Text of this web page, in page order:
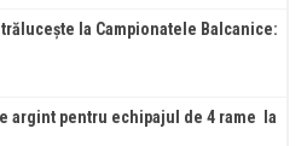
la Campionatele Balcanice:
argint pentru echipajul de 4 rame la